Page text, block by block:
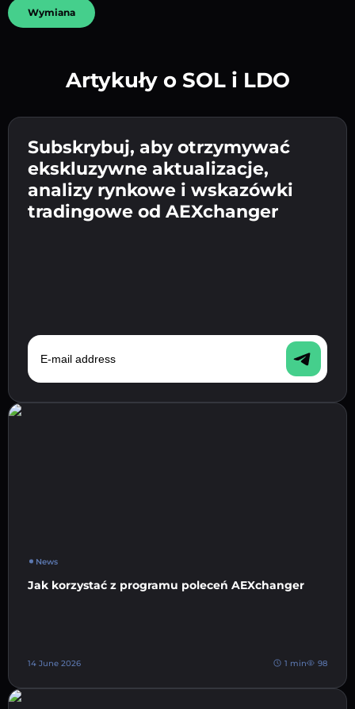
Wpisz adres swojego portfela
kryptowalutowego 👉 przejdź do następnego
kroku.
Potwierdź swoją tożsamość 👉 przejdź do
ostatniego kroku.
Wyślij depozyt 👉 odbierz kryptowalutę lub
walutę fiat w swoim portfelu.
Wymiana
Artykuły o SOL i LDO
Subskrybuj, aby otrzymywać
ekskluzywne aktualizacje,
analizy rynkowe i wskazówki
tradingowe od AEXchanger
E-mail address
News
Jak korzystać z programu poleceń AEXchanger
14 June 2026 1 min 98